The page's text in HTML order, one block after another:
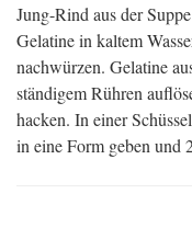
Jung-Rind aus der
Gelatine in kaltem
nachwürzen. Gelatine
ständigem Rühren
hacken. In einer
in eine Form geben und